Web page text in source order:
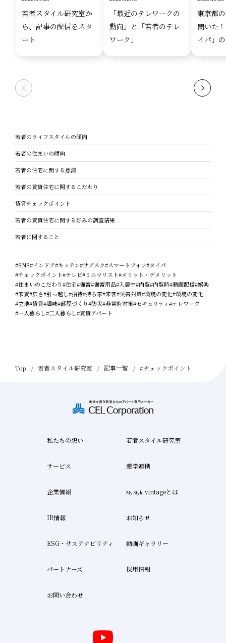
Top 若者スタイル研究室 記事一覧 #チェックポイント
若者スタイル研究室か
ら、記事の配信をスタ
ート
「最近のテレワークの
動向」と「若者のテレ
ワーク」
東京都
聞いた
イパ」
若者のライフスタイルの傾向
若者の住まいの傾向
若者の住宅に関する意識
若者の賃貸住宅に関するこだわり
賃貸チェックポイント
若者の賃貸住宅に関する好みの調査結果
若者に関すること
#SNS#インドア#キッチン#サブスク#スマートフォン#タイパ
#チェックポイント#テレビ#ミニマリスト#メリット・デメリット
#住まいのこだわり#住宅#備蓄#備蓄用品#入居中#内覧#内覧時#動画配信#娯楽
#家賃#広さ#引っ越し#招待#持ち家#来客#災害対策#環境の変化#環境の変化
#立地#賃貸#趣味#部屋づくり#防災#非常時対策#セキュリティ#テレワーク
#一人暮らし#二人暮らし#賃貸アパート
私たちの想い 若者スタイル研究室
サービス 産学連携
企業情報 My Style vintageとは
IR情報 お知らせ
ESG・サステナビリティ 動画ギャラリー
パートナーズ 採用情報
お問い合わせ